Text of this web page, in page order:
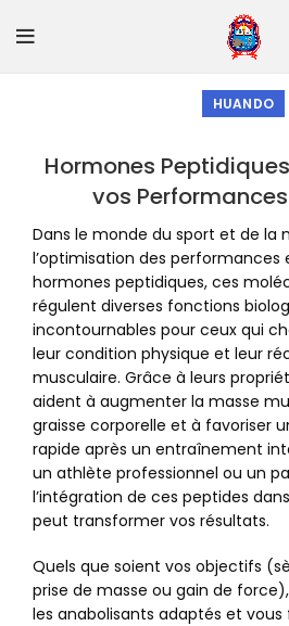
HUANDO
Hormones
vos
Dans le monde du sport et de la
l’optimisation des performances
hormones peptidiques, ces
régulent diverses fonctions
incontournables pour ceux qui
leur condition physique et leur
musculaire. Grâce à leurs
aident à augmenter la masse
graisse corporelle et à favoriser
rapide après un entraînement
un athlète professionnel ou un
l’intégration de ces peptides
peut transformer vos résultats.
Quels que soient vos objectifs
prise de masse ou gain de
les anabolisants adaptés et